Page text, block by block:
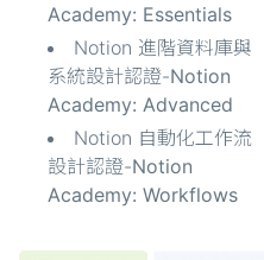
Academy: Essentials
Notion 進階資料庫與
系統設計認證-Notion
Academy: Advanced
Notion 自動化工作流
設計認證-Notion
Academy: Workflows